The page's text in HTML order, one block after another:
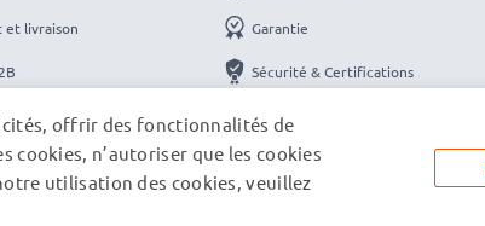
et livraison Garantie
Sécurité & Certifications
Protection des données
Mentions légales
offrir des fonctionnalités de
cookies, n’autoriser que les cookies
utilisation des cookies, veuillez